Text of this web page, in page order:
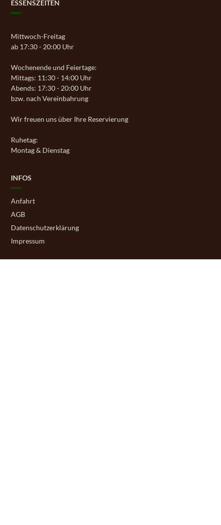
ESSENSZEITEN
Mittwoch-Freitag
ab 17:30 - 20:00 Uhr
Wochenende und Feiertage:
Mittags: 11:30 - 14:00 Uhr
Abends: 17:30 - 20:00 Uhr
bzw. nach Vereinbahrung
Wir freuen uns über Ihre Reservierung
Ruhetag:
Montag & Dienstag
INFOS
Anfahrt
AGB
Datenschutzerklärung
Impressum